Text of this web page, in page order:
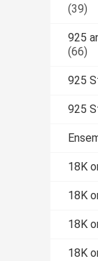
(39)
925
(66)
925
925
18K
18K
18K
18K